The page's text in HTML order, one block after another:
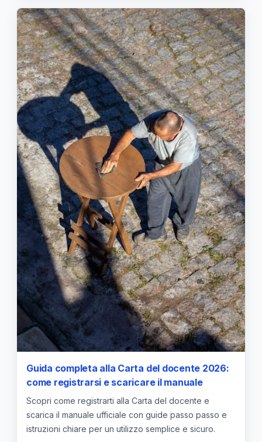
Guida completa alla Carta del docente 2026:
come registrarsi e scaricare il manuale
Scopri come registrarti alla Carta del docente e
scarica il manuale ufficiale con guide passo passo e
istruzioni chiare per un utilizzo semplice e sicuro.